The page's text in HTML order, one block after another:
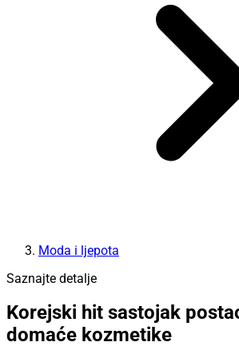
Moda i ljepota
Saznajte detalje
Korejski hit sastojak
domaće kozmetike